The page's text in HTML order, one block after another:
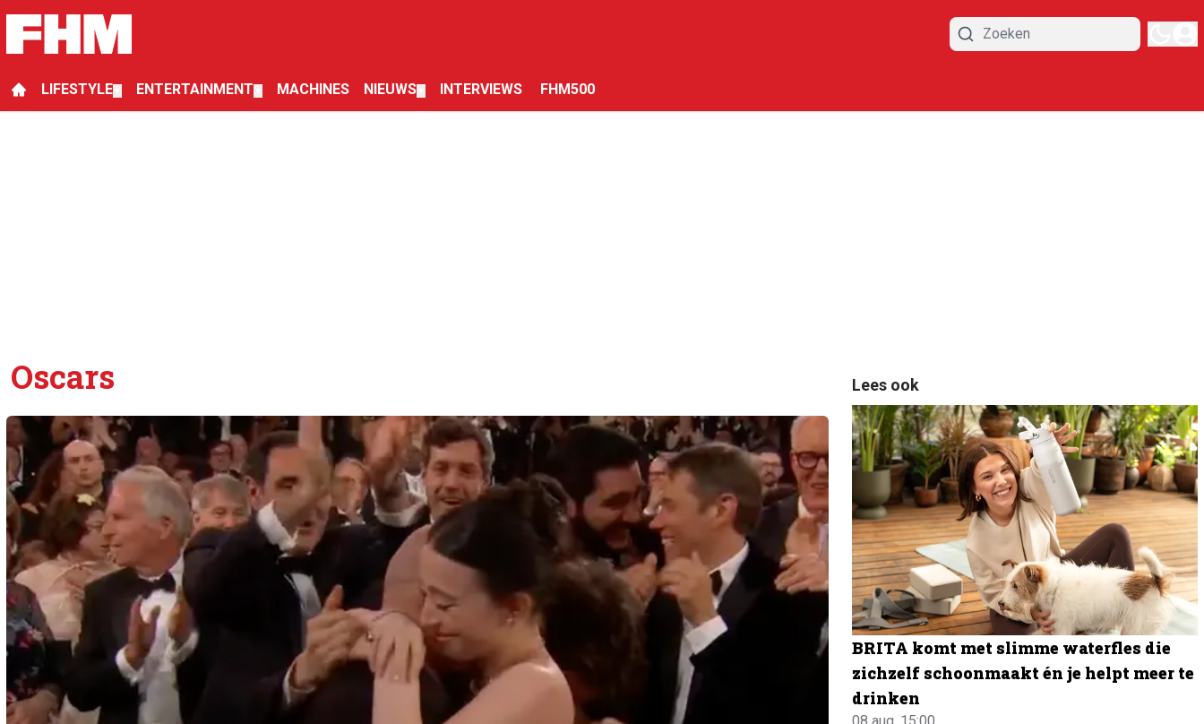
LIFESTYLE ENTERTAINMENT MACHINES NIEUWS INTERVIEWS FHM500
Oscars Lees ook
BRITA komt met slimme waterfles die
zichzelf schoonmaakt én je helpt meer te
drinken